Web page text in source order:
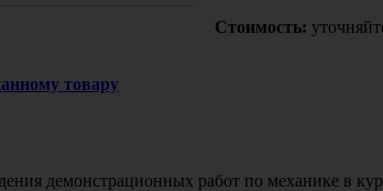
Стоимость:
товару
демонстрационных работ по механике в